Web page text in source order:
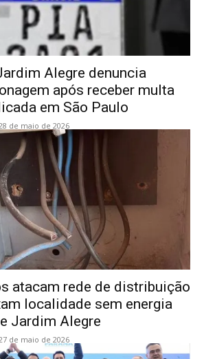
Alegre denuncia
após receber multa
em São Paulo
de maio de 2026
atacam rede de distribuição
localidade sem energia
Jardim Alegre
de maio de 2026